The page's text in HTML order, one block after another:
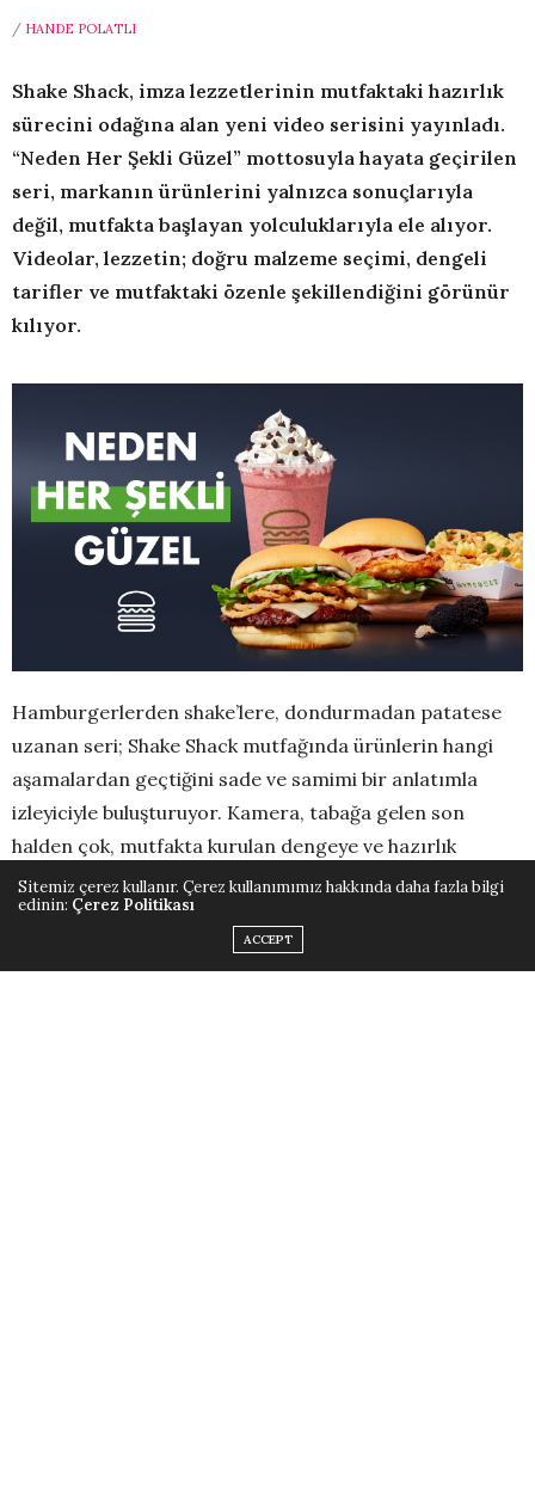
/ HANDE POLATLI
Shake Shack, imza lezzetlerinin mutfaktaki hazırlık
sürecini odağına alan yeni video serisini yayınladı.
“Neden Her Şekli Güzel” mottosuyla hayata geçirilen
seri, markanın ürünlerini yalnızca sonuçlarıyla
değil, mutfakta başlayan yolculuklarıyla ele alıyor.
Videolar, lezzetin; doğru malzeme seçimi, dengeli
tarifler ve mutfaktaki özenle şekillendiğini görünür
kılıyor.
Hamburgerlerden shake’lere, dondurmadan patatese
uzanan seri; Shake Shack mutfağında ürünlerin hangi
aşamalardan geçtiğini sade ve samimi bir anlatımla
izleyiciyle buluşturuyor. Kamera, tabağa gelen son
halden çok, mutfakta kurulan dengeye ve hazırlık
sürecine odaklanıyor. Kullanılan malzemeler, pişirme ve
hazırlık teknikleri ile her ürünün kendine özgü dokusu
net görsel detaylarla aktarılıyor.
Sitemiz çerez kullanır. Çerez kullanımımız hakkında daha fazla bilgi
edinin: Çerez Politikası
ACCEPT